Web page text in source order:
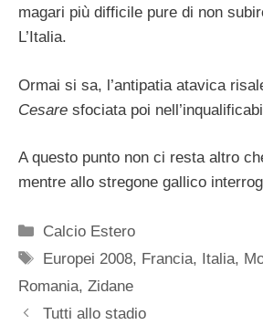
magari più difficile pure di non
L’Italia.
Ormai si sa, l’antipatia atavica
Cesare sfociata poi
A questo punto non ci resta altro
mentre allo stregone gallico
Categorie
Calcio Estero
Tag
Europei 2008, Francia, Italia,
Romania, Zidane
Tutti allo stadio